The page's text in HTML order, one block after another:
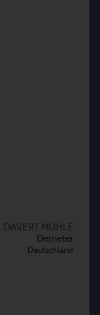
DAVERT MÜHLE
Demeter
Deutschland